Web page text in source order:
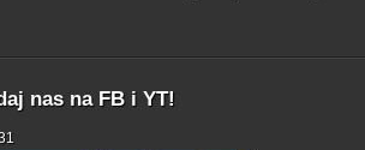
nas na FB i YT!